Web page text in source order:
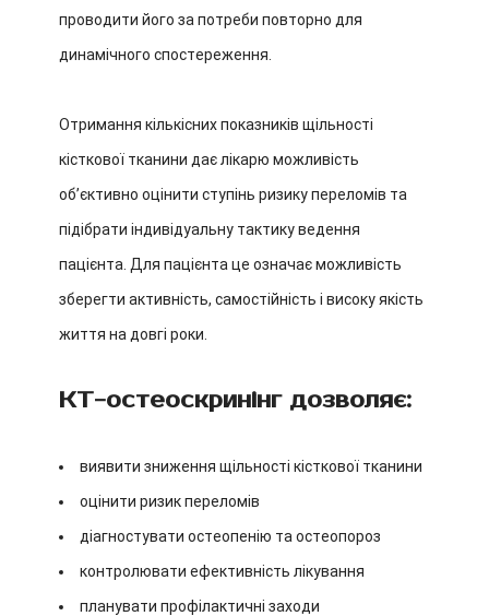
проводити його за потреби повторно для
динамічного спостереження.
Отримання кількісних показників щільності
кісткової тканини дає лікарю можливість
об’єктивно оцінити ступінь ризику переломів та
підібрати індивідуальну тактику ведення
пацієнта. Для пацієнта це означає можливість
зберегти активність, самостійність і високу якість
життя на довгі роки.
КТ-остеоскринінг дозволяє:
виявити зниження щільності кісткової тканини
оцінити ризик переломів
діагностувати остеопенію та остеопороз
контролювати ефективність лікування
планувати профілактичні заходи